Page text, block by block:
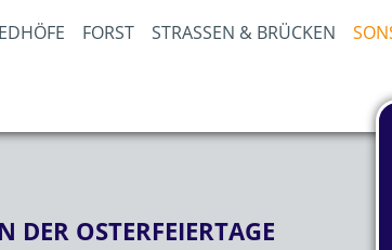
FORST STRASSEN & BRÜCKEN
DER OSTERFEIERTAGE